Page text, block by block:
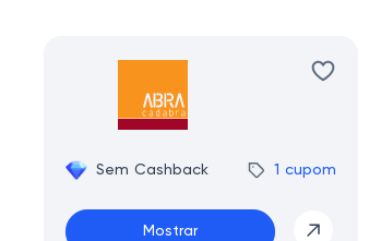
Sem Cashback 1 cupom
Mostrar